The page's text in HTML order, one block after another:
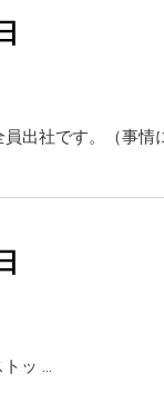
出社です。（事情
ッ …